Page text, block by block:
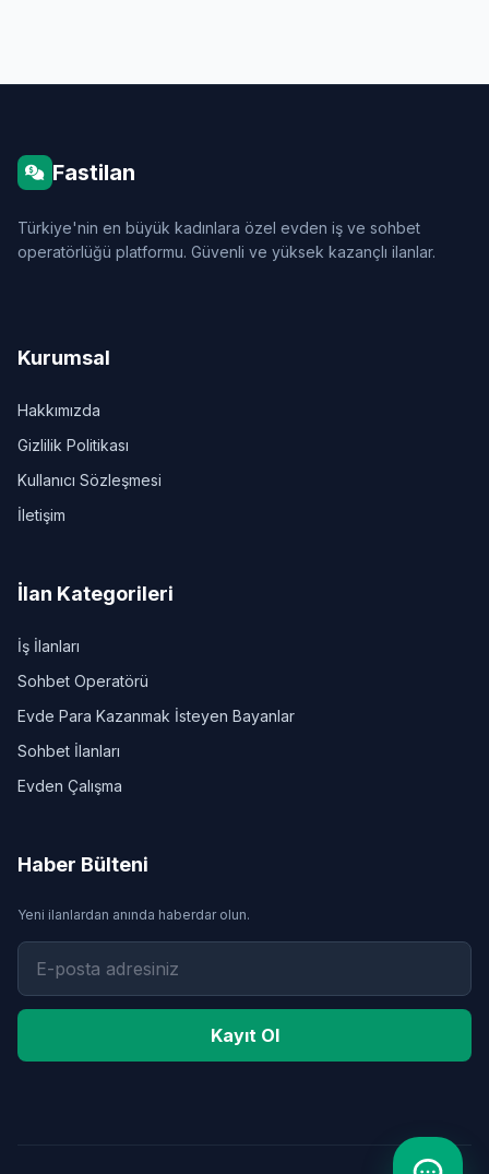
Fastilan
Türkiye'nin en büyük kadınlara özel evden iş ve sohbet
operatörlüğü platformu. Güvenli ve yüksek kazançlı ilanlar.
Kurumsal
Hakkımızda
Gizlilik Politikası
Kullanıcı Sözleşmesi
İletişim
İlan Kategorileri
İş İlanları
Sohbet Operatörü
Evde Para Kazanmak İsteyen Bayanlar
Sohbet İlanları
Evden Çalışma
Haber Bülteni
Yeni ilanlardan anında haberdar olun.
Kayıt Ol